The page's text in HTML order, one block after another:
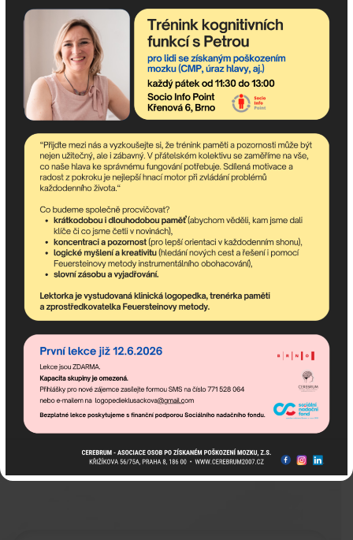
< Švandovo divadlo: Dívenka
na trampolíně
Letní scéna Musea
Kampa: Marta >
Odebírejte newsletter!
newsletter obsahuje nejaktuálnější nadcházející akce
komunitního centra a dění v asociaci.
Pokud potřebujete poradit,
jsme tu pro Vás!